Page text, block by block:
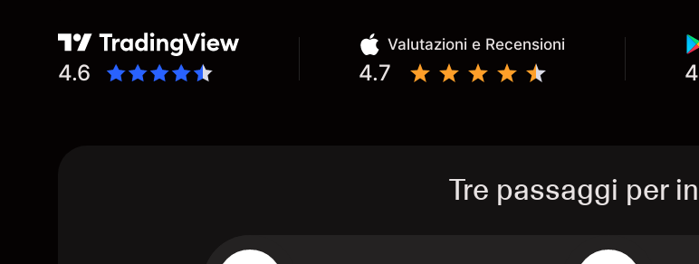
4.6
Valutazioni e Recensioni
4.7
Tre passaggi per